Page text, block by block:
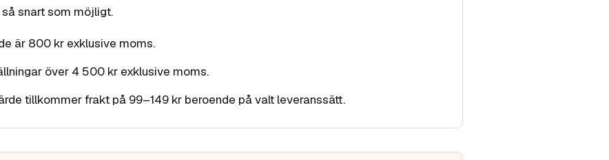
snart som möjligt.
är 800 kr exklusive moms.
över 4 500 kr exklusive moms.
tillkommer frakt på 99–149 kr beroende på valt leveranssätt.